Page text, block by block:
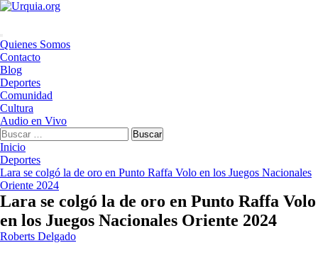
Saltar
Menú
principal
Quienes Somos
Contacto
Blog
Deportes
Comunidad
Cultura
Audio en Vivo
Buscar:
Inicio
Deportes
Lara se colgó la de oro en Punto Raffa Volo en los Juegos Nacionales
Oriente 2024
Lara se colgó la de oro en Punto Raffa Volo
en los Juegos Nacionales Oriente 2024
Roberts Delgado